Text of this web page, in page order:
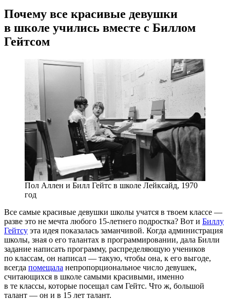
Почему все красивые девушки
в школе учились вместе с Биллом
Гейтсом
Пол Аллен и Билл Гейтс в школе Лейксайд, 1970
год
Все самые красивые девушки школы учатся в твоем классе —
разве это не мечта любого 15-летнего подростка? Вот и Биллу
Гейтсу эта идея показалась заманчивой. Когда администрация
школы, зная о его талантах в программировании, дала Билли
задание написать программу, распределяющую учеников
по классам, он написал — такую, чтобы она, к его выгоде,
всегда помещала непропорциональное число девушек,
считающихся в школе самыми красивыми, именно
в те классы, которые посещал сам Гейтс. Что ж, большой
талант — он и в 15 лет талант.